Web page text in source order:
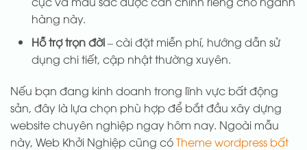
hàng này.
Hỗ trợ trọn đời– cài đặt miễn phí, hướng dẫn sử
dụng chi tiết, cập nhật thường xuyên.
Nếu bạn đang kinh doanh trong lĩnh vực bất động
sản, đây là lựa chọn phù hợp để bắt đầu xây dựng
website chuyên nghiệp ngay hôm nay. Ngoài mẫu
này, Web Khởi Nghiệp cũng cóTheme wordpress bất